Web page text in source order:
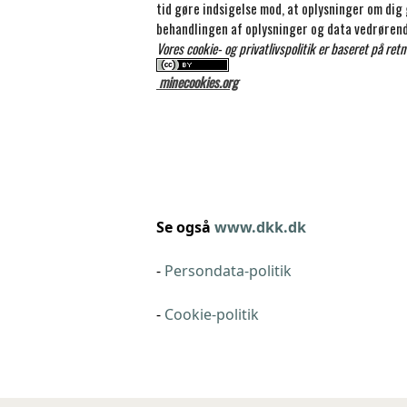
tid gøre indsigelse mod, at oplysninger om
behandlingen af oplysninger og data
Vores cookie- og privatlivspolitik er baseret på
minecookies.org
Se også www.dkk.dk
- Persondata-politik
- Cookie-politik